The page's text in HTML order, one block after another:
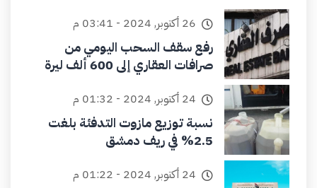
26 أكتوبر, 2024 - 03:41 م
رفع سقف السحب اليومي من
صرافات العقاري إلى 600 ألف ليرة
24 أكتوبر, 2024 - 01:32 م
نسبة توزيع مازوت التدفئة بلغت
2.5% في ريف دمشق
24 أكتوبر, 2024 - 01:22 م